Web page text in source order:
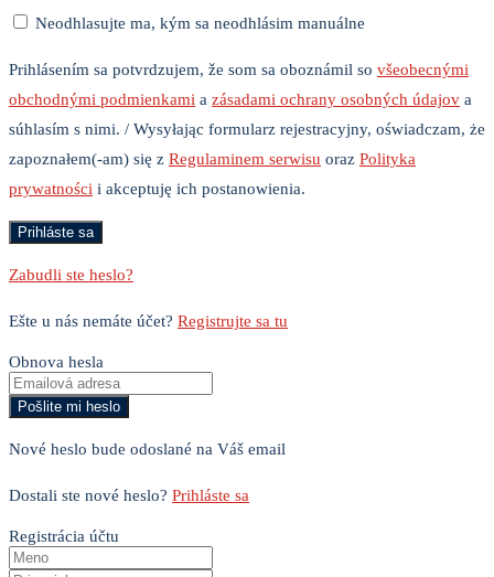
Neodhlasujte ma, kým sa neodhlásim manuálne
Prihlásením sa potvrdzujem, že som sa oboznámil so všeobecnými
obchodnými podmienkami a zásadami ochrany osobných údajov a
súhlasím s nimi. / Wysyłając formularz rejestracyjny, oświadczam, że
zapoznałem(-am) się z Regulaminem serwisu oraz Polityka
prywatności i akceptuję ich postanowienia.
Zabudli ste heslo?
Ešte u nás nemáte účet? Registrujte sa tu
Obnova hesla
Nové heslo bude odoslané na Váš email
Dostali ste nové heslo? Prihláste sa
Registrácia účtu